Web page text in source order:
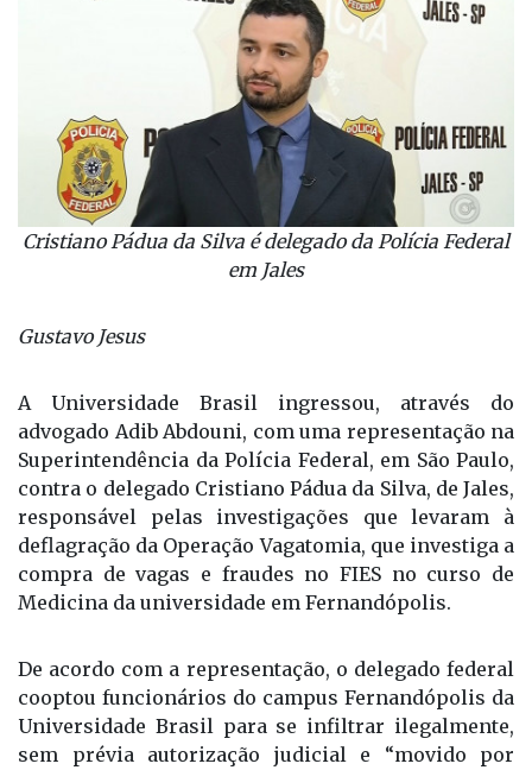
Cristiano Pádua da Silva é delegado da Polícia Federal
em Jales
Gustavo Jesus
A Universidade Brasil ingressou, através do
advogado Adib Abdouni, com uma representação na
Superintendência da Polícia Federal, em São Paulo,
contra o delegado Cristiano Pádua da Silva, de Jales,
responsável pelas investigações que levaram à
deflagração da Operação Vagatomia, que investiga a
compra de vagas e fraudes no FIES no curso de
Medicina da universidade em Fernandópolis.
De acordo com a representação, o delegado federal
cooptou funcionários do campus Fernandópolis da
Universidade Brasil para se infiltrar ilegalmente,
sem prévia autorização judicial e “movido por